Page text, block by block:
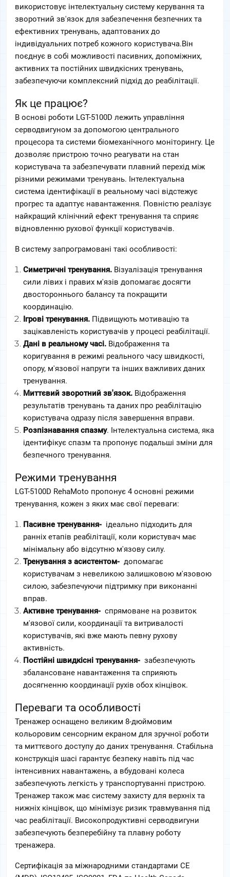
використовує інтелектуальну систему керування та
зворотний зв'язок для забезпечення безпечних та
ефективних тренувань, адаптованих до
індивідуальних потреб кожного користувача.Він
поєднує в собі можливості пасивних, допоміжних,
активних та постійних швидкісних тренувань,
забезпечуючи комплексний підхід до реабілітації.
Як це працює?
В основі роботи LGT-5100D лежить управління
серводвигуном за допомогою центрального
процесора та системи біомеханічного моніторингу. Це
дозволяє пристрою точно реагувати на стан
користувача та забезпечувати плавний перехід між
різними режимами тренувань. Інтелектуальна
система ідентифікації в реальному часі відстежує
прогрес та адаптує навантаження. Повністю реалізує
найкращий клінічний ефект тренування та сприяє
відновленню рухової функції користувачів.
В систему запрограмовані такі особливості:
Симетричні тренування. Візуалізація тренування
сили лівих і правих м'язів допомагає досягти
двостороннього балансу та покращити
координацію.
Ігрові тренування. Підвищують мотивацію та
зацікавленість користувачів у процесі реабілітації.
Дані в реальному часі. Відображення та
коригування в режимі реального часу швидкості,
опору, м'язової напруги та інших важливих даних
тренування.
Миттєвий зворотний зв'язок. Відображення
результатів тренувань та даних про реабілітацію
користувача одразу після завершення вправи.
Розпізнавання спазму. Інтелектуальна система, яка
ідентифікує спазм та пропонує подальші зміни для
безпечного тренування.
Режими тренування
LGT-5100D RehaMoto пропонує 4 основні режими
тренування, кожен з яких має свої переваги:
Пасивне тренування- ідеально підходить для
ранніх етапів реабілітації, коли користувач має
мінімальну або відсутню м'язову силу.
Тренування з асистентом- допомагає
користувачам з невеликою залишковою м'язовою
силою, забезпечуючи підтримку при виконанні
вправ.
Активне тренування- спрямоване на розвиток
м'язової сили, координації та витривалості
користувачів, які вже мають певну рухову
активність.
Постійні швидкісні тренування- забезпечують
збалансоване навантаження та сприяють
досягненню координації рухів обох кінцівок.
Переваги та особливості
Тренажер оснащено великим 8-дюймовим
кольоровим сенсорним екраном для зручної роботи
та миттєвого доступу до даних тренування. Стабільна
конструкція шасі гарантує безпеку навіть під час
інтенсивних навантажень, а вбудовані колеса
забезпечують легкість у транспортуванні пристрою.
Тренажер також має систему захисту для верхніх та
нижніх кінцівок, що мінімізує ризик травмування під
час реабілітації. Високопродуктивні серводвигуни
забезпечують безперебійну та плавну роботу
тренажера.
Сертифікація за міжнародними стандартами CE